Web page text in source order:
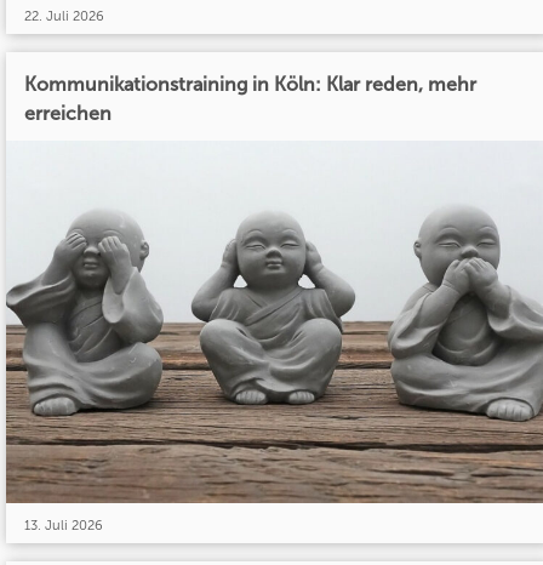
22. Juli 2026
Kommunikationstraining in Köln: Klar reden, mehr
erreichen
13. Juli 2026